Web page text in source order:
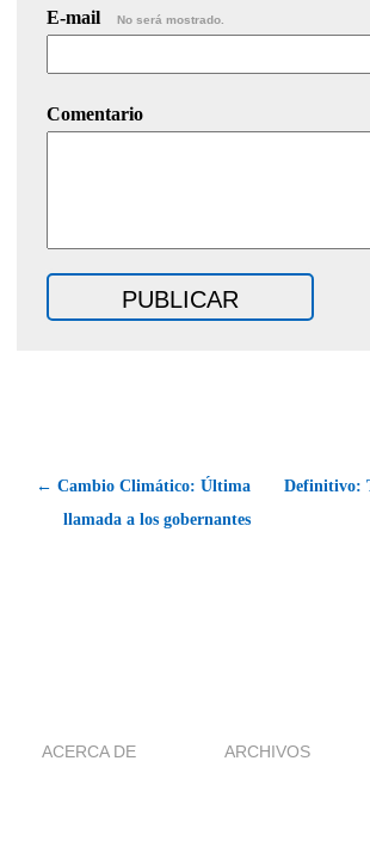
E-mail No será mostrado.
Comentario
← Cambio Climático: Última
llamada a los gobernantes
Definitivo:
ACERCA DE ARCHIVOS